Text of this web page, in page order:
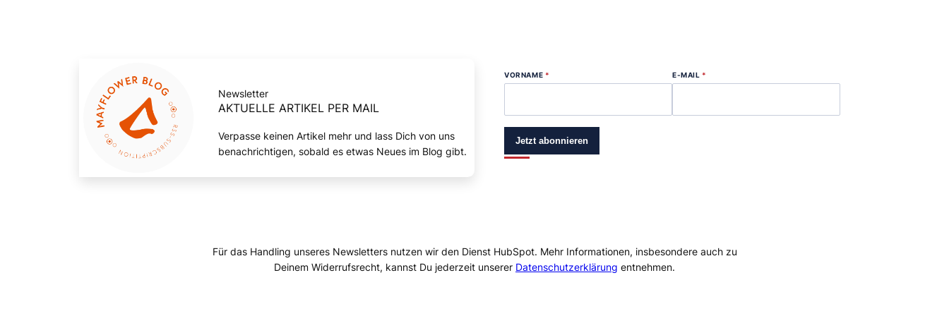
Newsletter
AKTUELLE ARTIKEL PER MAIL
Verpasse keinen Artikel mehr und lass Dich von uns
benachrichtigen, sobald es etwas Neues im Blog gibt.
VORNAME * E-MAIL *
Jetzt abonnieren
Für das Handling unseres Newsletters nutzen wir den Dienst HubSpot. Mehr Informationen, insbesondere auch zu
Deinem Widerrufsrecht, kannst Du jederzeit unserer Datenschutzerklärung entnehmen.